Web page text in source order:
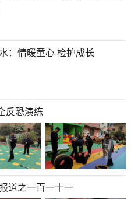
：情暖童心 检护成长
反恐演练
道之一百一十一